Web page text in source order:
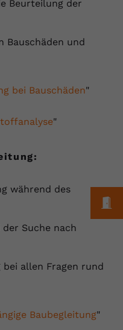
Beurteilung der
Bauschäden und
bei Bauschäden"
"
während des
der Suche nach
bei allen Fragen rund
Baubegleitung"